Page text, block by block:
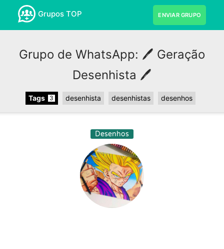
Grupos TOP ENVIAR GRUPO
Grupo de WhatsApp: 🖊 Geração
Desenhista 🖊
Tags 3 desenhista desenhistas desenhos
Desenhos